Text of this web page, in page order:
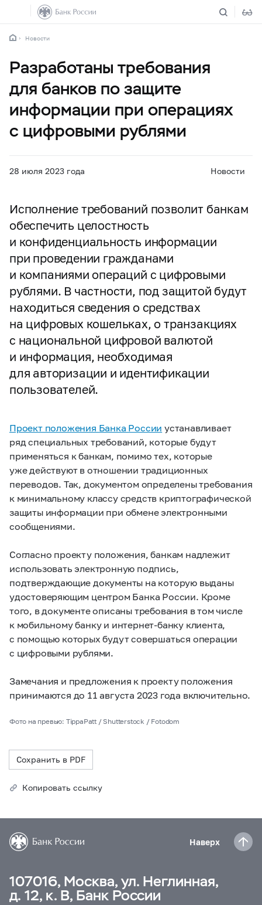
Новости
Разработаны требования
для банков по защите
информации при операциях
с цифровыми рублями
28 июля 2023 года Новости
Исполнение требований позволит банкам
обеспечить целостность
и конфиденциальность информации
при проведении гражданами
и компаниями операций с цифровыми
рублями. В частности, под защитой будут
находиться сведения о средствах
на цифровых кошельках, о транзакциях
с национальной цифровой валютой
и информация, необходимая
для авторизации и идентификации
пользователей.
Проект положения Банка России устанавливает
ряд специальных требований, которые будут
применяться к банкам, помимо тех, которые
уже действуют в отношении традиционных
переводов. Так, документом определены требования
к минимальному классу средств криптографической
защиты информации при обмене электронными
сообщениями.
Согласно проекту положения, банкам надлежит
использовать электронную подпись,
подтверждающие документы на которую выданы
удостоверяющим центром Банка России. Кроме
того, в документе описаны требования в том числе
к мобильному банку и интернет-банку клиента,
с помощью которых будут совершаться операции
с цифровыми рублями.
Замечания и предложения к проекту положения
принимаются до 11 августа 2023 года включительно.
Фото на превью: TippaPatt / Shutterstock / Fotodom
Сохранить в PDF
Копировать ссылку
Наверх
107016, Москва, ул. Неглинная,
д. 12, к. В, Банк России